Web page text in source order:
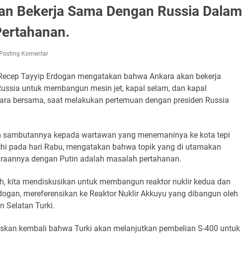
Bekerja Sama Dengan Russia Dalam
Posting Komentar
Tayyip Erdogan mengatakan bahwa Ankara akan bekerja
untuk membangun mesin jet, kapal selam, dan kapal
bersama, saat melakukan pertemuan dengan presiden Russia
sambutannya kepada wartawan yang menemaninya ke kota tepi
pada hari Rabu, mengatakan bahwa topik yang di utamakan
dengan Putin adalah masalah pertahanan.
kita mendiskusikan untuk membangun reaktor nuklir kedua dan
mereferensikan ke Reaktor Nuklir Akkuyu yang dibangun oleh
Selatan Turki.
kembali bahwa Turki akan melanjutkan pembelian S-400 untuk